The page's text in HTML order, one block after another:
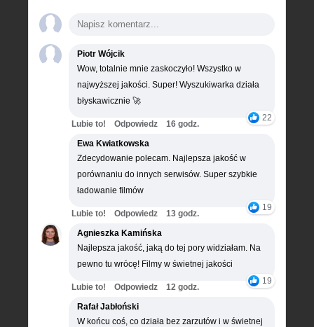
Piotr Wójcik
Wow, totalnie mnie zaskoczyło! Wszystko w
najwyższej jakości. Super! Wyszukiwarka działa
błyskawicznie 🚀
22
Lubie to! Odpowiedz
16 godz.
Ewa Kwiatkowska
Zdecydowanie polecam. Najlepsza jakość w
porównaniu do innych serwisów. Super szybkie
ładowanie filmów
19
Lubie to! Odpowiedz
13 godz.
Agnieszka Kamińska
Najlepsza jakość, jaką do tej pory widziałam. Na
pewno tu wrócę! Filmy w świetnej jakości
19
Lubie to! Odpowiedz
12 godz.
Rafał Jabłoński
W końcu coś, co działa bez zarzutów i w świetnej